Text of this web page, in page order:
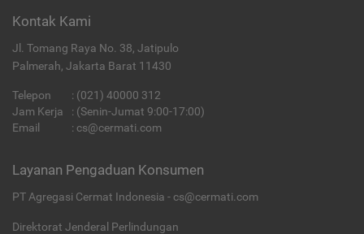
Kontak Kami
Jl. Tomang Raya No. 38, Jatipulo
Palmerah, Jakarta Barat 11430
Telepon : (021) 40000 312
Jam Kerja
: (Senin-Jumat 9:00-17:00)
Email
: cs@cermati.com
Layanan Pengaduan Konsumen
PT Agregasi Cermat Indonesia - cs@cermati.com
Direktorat Jenderal Perlindungan